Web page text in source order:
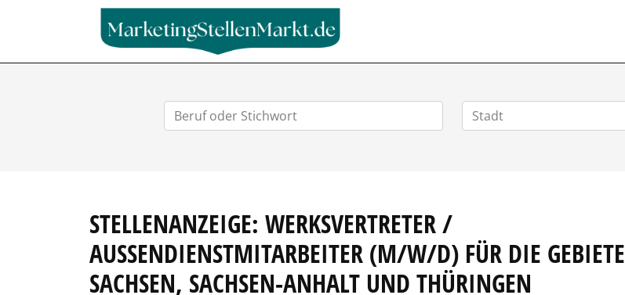
STELLENANZEIGE: WERKSVERTRETER /
AUSSENDIENSTMITARBEITER (M/W/D) FÜR DIE GEBIETE S
ACHSEN, SACHSEN-ANHALT UND THÜRINGEN